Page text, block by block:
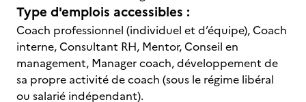
Type d'emplois accessibles :
Coach professionnel (individuel et d’équipe), Coach
interne, Consultant RH, Mentor, Conseil en
management, Manager coach, développement de
sa propre activité de coach (sous le régime libéral
ou salarié indépendant).